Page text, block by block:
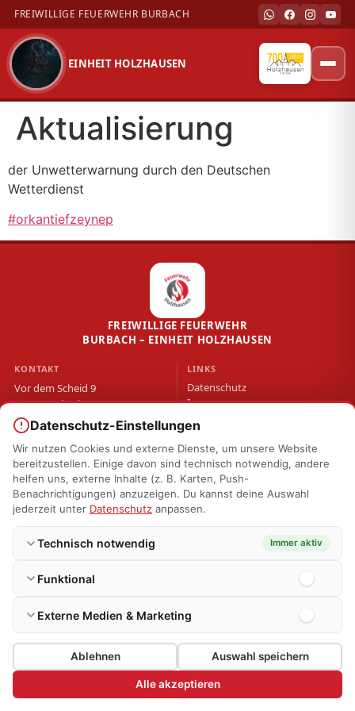
FREIWILLIGE FEUERWEHR BURBACH
EINHEIT HOLZHAUSEN
Zum
Inhalt
springen
Aktualisierung
der Unwetterwarnung durch den Deutschen
Wetterdienst
#orkantiefzeynep
Datenschutz-Einstellungen
Wir nutzen Cookies und externe Dienste, um unsere Website
bereitzustellen. Einige davon sind technisch notwendig, andere
helfen uns, externe Inhalte (z. B. Karten, Push-
Benachrichtigungen) anzuzeigen. Du kannst deine Auswahl
jederzeit unter Datenschutz anpassen.
Technisch notwendig Immer aktiv
Funktional
Externe Medien & Marketing
Ablehnen Auswahl speichern
Alle akzeptieren
Heute gratulieren wir herzlich Mark zum
Geburtstag.
FREIWILLIGE FEUERWEHR
BURBACH – EINHEIT HOLZHAUSEN
KONTAKT
Vor dem Scheid 9
57299 Burbach
info@fw-holzhausen.de
LINKS
Datenschutz
Impressum
© 2026 Freiwillige Feuerwehr Burbach – Einheit Holzhausen · Cookie-
Einstellungen